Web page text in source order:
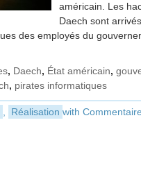
américain. Les
Daech sont
des employés du
, Daech, État américain,
, pirates informatiques
Réalisation with